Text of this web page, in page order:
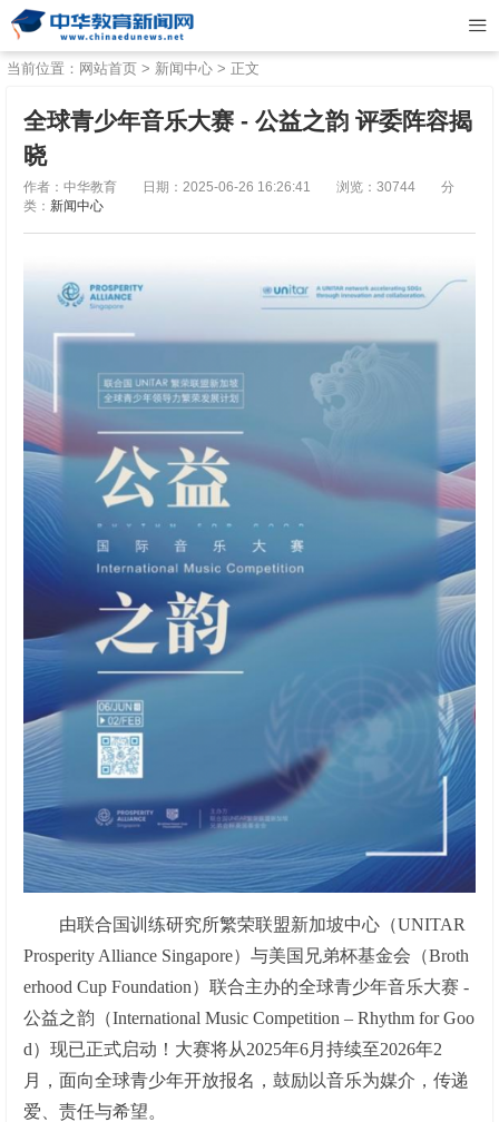
当前位置： 网站首页 > 新闻中心 > 正文
全球青少年音乐大赛 - 公益之韵 评委阵容揭
晓
作者：中华教育 日期：2025-06-26 16:26:41 浏览：30744
分
类： 新闻中心
由联合国训练研究所繁荣联盟新加坡中心（UNITAR
Prosperity Alliance Singapore）与美国兄弟杯基金会（Broth
erhood Cup Foundation）联合主办的全球青少年音乐大赛 -
公益之韵（International Music Competition – Rhythm for Goo
d）现已正式启动！大赛将从2025年6月持续至2026年2
月，面向全球青少年开放报名，鼓励以音乐为媒介，传递
爱、责任与希望。